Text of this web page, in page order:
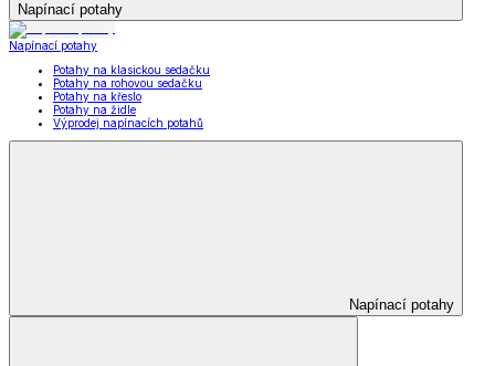
Napínací potahy
Napínací potahy
Potahy na klasickou sedačku
Potahy na rohovou sedačku
Potahy na křeslo
Potahy na židle
Výprodej napínacích potahů
Napínací potahy